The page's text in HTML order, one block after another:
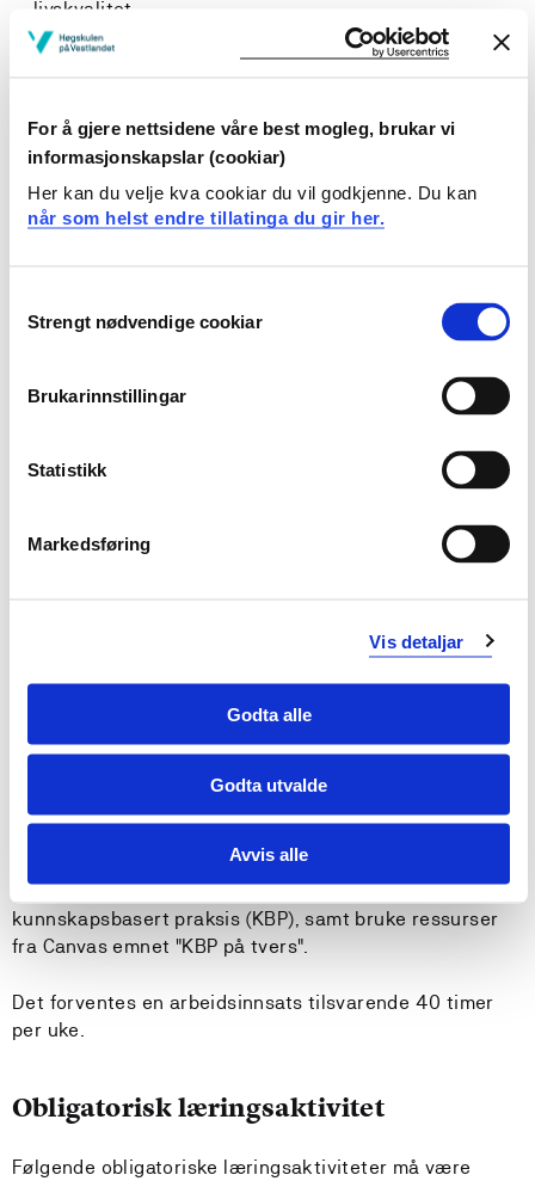
For å gjere nettsidene våre best mogleg, brukar vi
informasjonskapslar (cookiar)
Her kan du velje kva cookiar du vil godkjenne. Du kan
når som helst endre tillatinga du gir her.
Selection
Strengt nødvendige cookiar
Brukarinnstillingar
Statistikk
Markedsføring
Vis detaljar
Godta alle
Godta utvalde
Avvis alle
livskvalitet
Studenten...
for at barn, ungdom, personer med
funksjonsnedsettelser, og eldre kan delta i
reflekterer over hvordan rettigheter,
samfunnsrammer og holdninger i samfunnet påvirker
muligheten for likeverdige tjenester for emnets
brukergrupper
Krav til forkunnskaper
Undervisnings- og læringsformer
Emnet vektlegger studentaktiv læring gjennom
forelesninger med ulike metoder for studentaktivitet,
tillegg inngår skriftlig læringsaktivitet i emnet, hvor
studentene skal jobbe etter noen av prinsippene i
kunnskapsbasert praksis (KBP), samt bruke ressurser
fra Canvas emnet "KBP på tvers".
Det forventes en arbeidsinnsats tilsvarende 40 timer
per uke.
Obligatorisk læringsaktivitet
Følgende obligatoriske læringsaktiviteter må være